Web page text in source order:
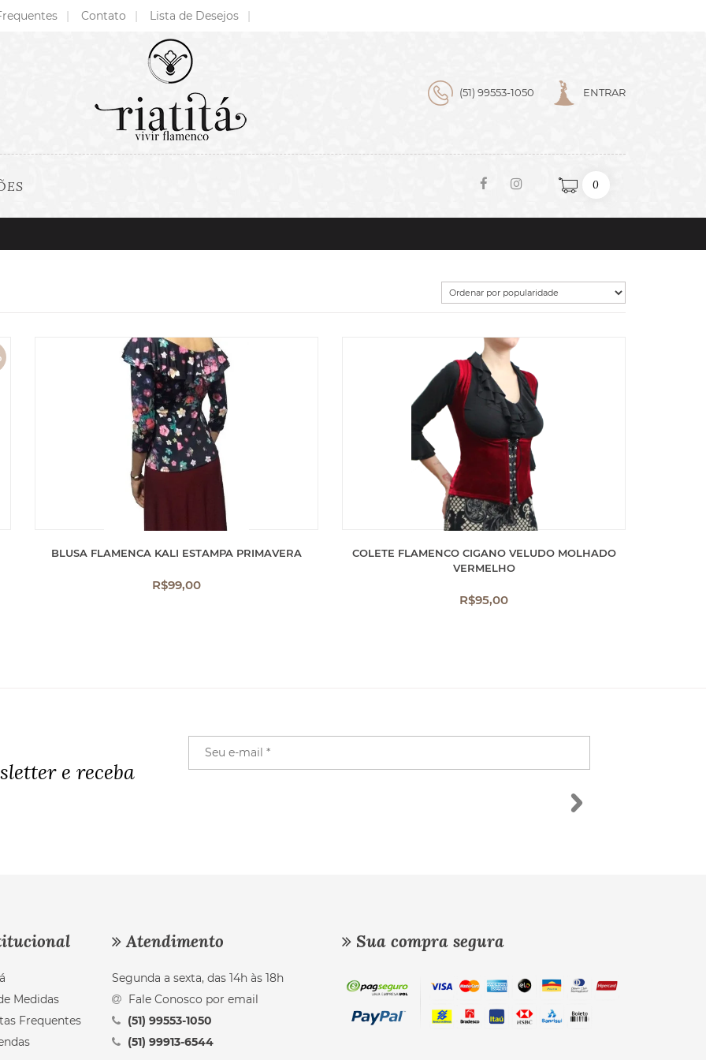
Contato Lista de Desejos
(51) 99553-1050 ENTRAR
0
BLUSA FLAMENCA KALI ESTAMPA PRIMAVERA
R$99,00
COLETE FLAMENCO CIGANO VELUDO MOLHADO
VERMELHO
R$95,00
e receba
Medidas
Frequentes
Atendimento
Segunda a sexta, das 14h às 18h
Fale Conosco por email
(51) 99553-1050
(51) 99913-6544
Sua compra segura